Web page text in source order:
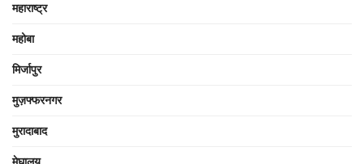
महाराष्ट्र
महोबा
मिर्जापुर
मुज़फ्फरनगर
मुरादाबाद